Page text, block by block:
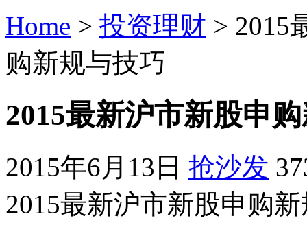
Home > 投资理财 > 2015
购新规与技巧
2015最新沪市新股申
2015年6月13日 抢沙发
2015最新沪市新股申购